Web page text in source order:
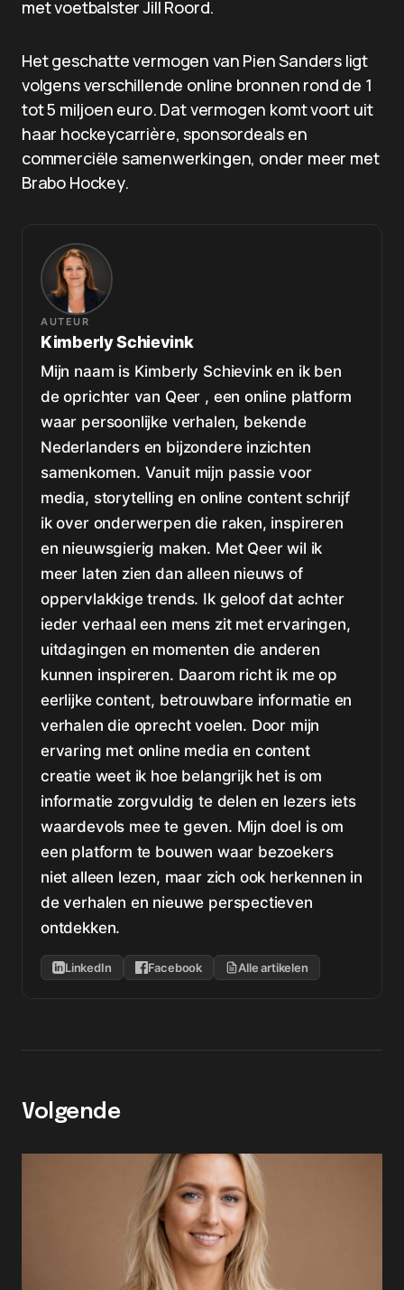
met voetbalster Jill Roord.
Het geschatte vermogen van Pien Sanders ligt
volgens verschillende online bronnen rond de 1
tot 5 miljoen euro. Dat vermogen komt voort uit
haar hockeycarrière, sponsordeals en
commerciële samenwerkingen, onder meer met
Brabo Hockey.
AUTEUR
Kimberly Schievink
Mijn naam is Kimberly Schievink en ik ben
de oprichter van Qeer , een online platform
waar persoonlijke verhalen, bekende
Nederlanders en bijzondere inzichten
samenkomen. Vanuit mijn passie voor
media, storytelling en online content schrijf
ik over onderwerpen die raken, inspireren
en nieuwsgierig maken. Met Qeer wil ik
meer laten zien dan alleen nieuws of
oppervlakkige trends. Ik geloof dat achter
ieder verhaal een mens zit met ervaringen,
uitdagingen en momenten die anderen
kunnen inspireren. Daarom richt ik me op
eerlijke content, betrouwbare informatie en
verhalen die oprecht voelen. Door mijn
ervaring met online media en content
creatie weet ik hoe belangrijk het is om
informatie zorgvuldig te delen en lezers iets
waardevols mee te geven. Mijn doel is om
een platform te bouwen waar bezoekers
niet alleen lezen, maar zich ook herkennen in
de verhalen en nieuwe perspectieven
ontdekken.
LinkedIn Facebook Alle artikelen
Volgende